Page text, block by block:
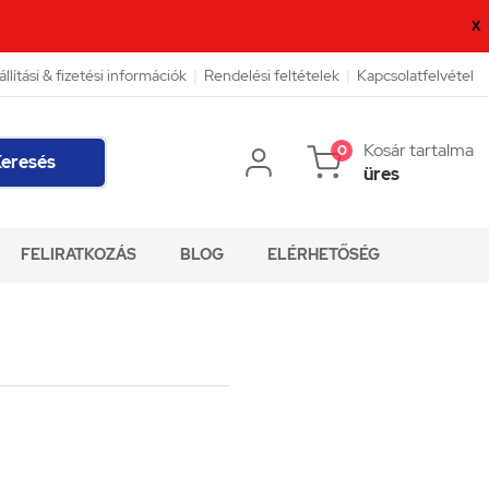
X
& fizetési információk Rendelési feltételek Kapcsolatfelvétel
0
Kosár tartalma
üres
FELIRATKOZÁS BLOG ELÉRHETŐSÉG